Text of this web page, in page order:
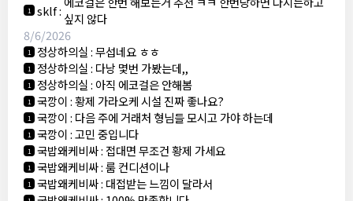
1 sklf: 싶지 않다
8/6/2026
1 정상하의실:무섭네요 ㅎㅎ
1 정상하의실: 다낭 몇번 가봤는데,,
1 정상하의실: 아직 에코걸은 안해봄
1 국깡이:황제 가라오케 시설 진짜 좋나요?
1 국깡이: 다음 주에 거래처 형님들 모시고 가야 하는데
1 국깡이:고민 중입니다
1 국밥왜케비싸: 접대면 무조건 황제 가세요
1 국밥왜케비싸:룸 컨디션이나
1 국밥왜케비싸: 대접받는 느낌이 달라서